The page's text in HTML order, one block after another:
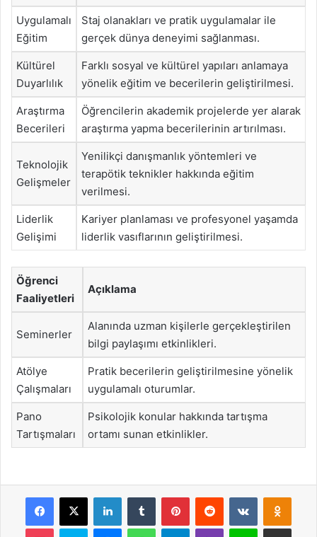
Uygulamalı
Eğitim
Staj olanakları ve pratik uygulamalar ile
gerçek dünya deneyimi sağlanması.
Kültürel
Duyarlılık
Farklı sosyal ve kültürel yapıları anlamaya
yönelik eğitim ve becerilerin geliştirilmesi.
Araştırma
Becerileri
Öğrencilerin akademik projelerde yer alarak
araştırma yapma becerilerinin artırılması.
Teknolojik
Gelişmeler
Yenilikçi danışmanlık yöntemleri ve
terapötik teknikler hakkında eğitim
verilmesi.
Liderlik
Gelişimi
Kariyer planlaması ve profesyonel yaşamda
liderlik vasıflarının geliştirilmesi.
Öğrenci
Faaliyetleri
Açıklama
Seminerler
Alanında uzman kişilerle gerçekleştirilen
bilgi paylaşımı etkinlikleri.
Atölye
Çalışmaları
Pratik becerilerin geliştirilmesine yönelik
uygulamalı oturumlar.
Pano
Tartışmaları
Psikolojik konular hakkında tartışma
ortamı sunan etkinlikler.
Facebook
X LinkedInTumblr PinterestReddit VKontakte
Pocket Skype MessengerWhatsAppTelegramViber Line E-Posta ile